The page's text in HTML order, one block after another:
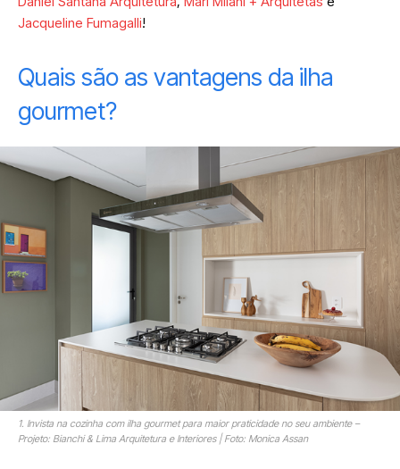
Jacqueline Fumagalli!
Quais são as vantagens da ilha
gourmet?
1. Invista na cozinha com ilha gourmet para maior praticidade no seu ambiente –
Projeto: Bianchi & Lima Arquitetura e Interiores | Foto: Monica Assan